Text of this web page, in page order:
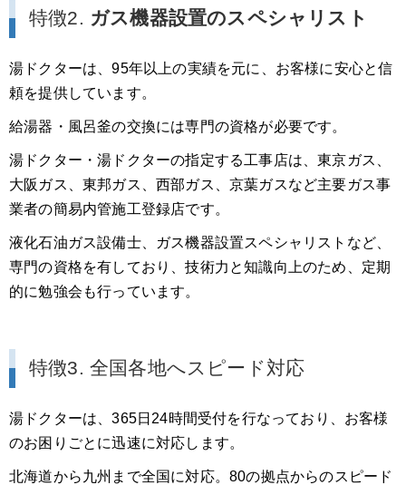
特徴2. ガス機器設置のスペシャリスト
湯ドクターは、95年以上の実績を元に、お客様に安心と信
頼を提供しています。
給湯器・風呂釜の交換には専門の資格が必要です。
湯ドクター・湯ドクターの指定する工事店は、東京ガス、
大阪ガス、東邦ガス、西部ガス、京葉ガスなど主要ガス事
業者の簡易内管施工登録店です。
液化石油ガス設備士、ガス機器設置スペシャリストなど、
専門の資格を有しており、技術力と知識向上のため、定期
的に勉強会も行っています。
特徴3. 全国各地へスピード対応
湯ドクターは、365日24時間受付を行なっており、お客様
のお困りごとに迅速に対応します。
北海道から九州まで全国に対応。80の拠点からのスピード